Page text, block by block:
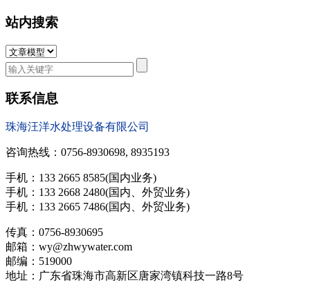
站内搜索
联系信息
珠海汪洋水处理设备有限公司
咨询热线：0756-8930698, 8935193
手机：133 2665 8585(国内业务)
手机：133 2668 2480(国内、外贸业务)
手机：133 2665 7486(国内、外贸业务)
传真：0756-8930695
邮箱：wy@zhwywater.com
邮编：519000
地址：广东省珠海市高新区唐家湾镇科技一路8号